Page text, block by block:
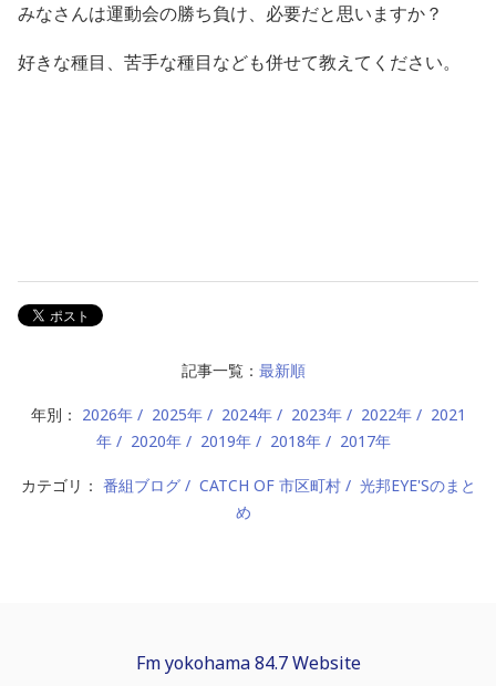
みなさんは運動会の勝ち負け、必要だと思いますか？
好きな種目、苦手な種目なども併せて教えてください。
記事一覧： 最新順
年別： 2026年 2025年 2024年 2023年 2022年
2021
年
2020年 2019年 2018年 2017年
カテゴリ： 番組ブログ CATCH OF 市区町村
光邦EYE'Sのまと
め
Fm yokohama 84.7 Website